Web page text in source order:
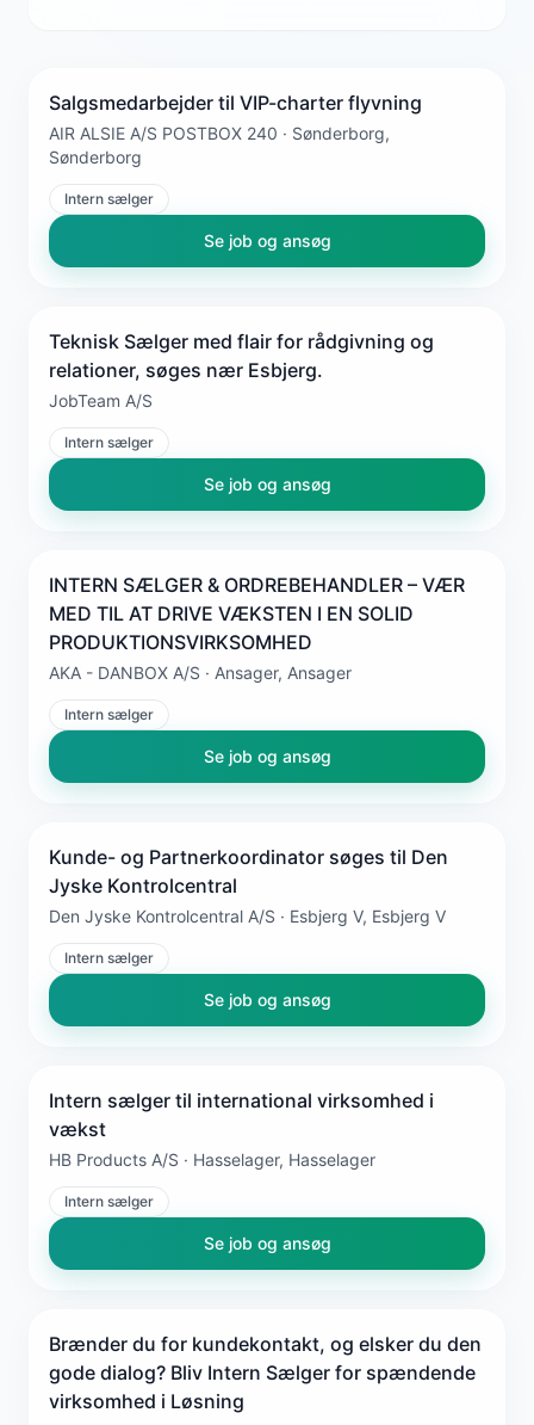
Salgsmedarbejder til VIP-charter flyvning
AIR ALSIE A/S POSTBOX 240 · Sønderborg,
Sønderborg
Intern sælger
Se job og ansøg
Teknisk Sælger med flair for rådgivning og
relationer, søges nær Esbjerg.
JobTeam A/S
Intern sælger
Se job og ansøg
INTERN SÆLGER & ORDREBEHANDLER – VÆR
MED TIL AT DRIVE VÆKSTEN I EN SOLID
PRODUKTIONSVIRKSOMHED
AKA - DANBOX A/S · Ansager, Ansager
Intern sælger
Se job og ansøg
Kunde- og Partnerkoordinator søges til Den
Jyske Kontrolcentral
Den Jyske Kontrolcentral A/S · Esbjerg V, Esbjerg V
Intern sælger
Se job og ansøg
Intern sælger til international virksomhed i
vækst
HB Products A/S · Hasselager, Hasselager
Intern sælger
Se job og ansøg
Brænder du for kundekontakt, og elsker du den
gode dialog? Bliv Intern Sælger for spændende
virksomhed i Løsning